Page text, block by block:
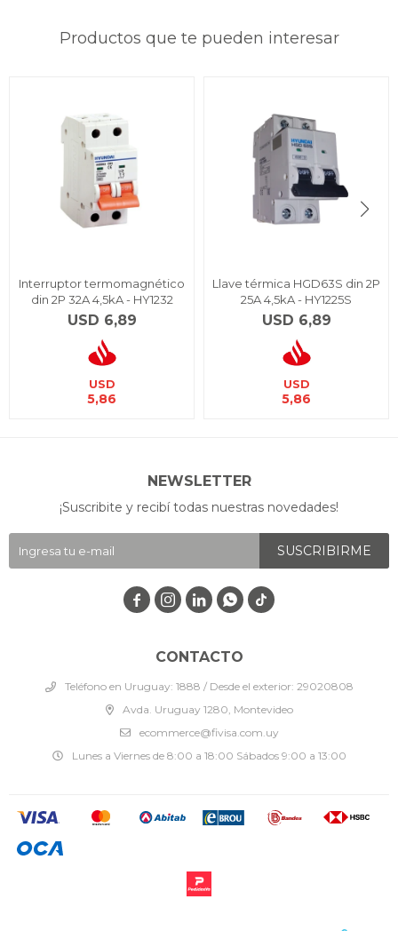
Productos que te pueden interesar
Interruptor termomagnético
din 2P 32A 4,5kA - HY1232
USD 6,89
USD
5,86
Llave térmica HGD63S din 2P
25A 4,5kA - HY1225S
USD 6,89
USD
5,86
CONTACTO
Teléfono en Uruguay: 1888 / Desde el exterior: 29020808
Avda. Uruguay 1280, Montevideo
ecommerce@fivisa.com.uy
Lunes a Viernes de 8:00 a 18:00 Sábados 9:00 a 13:00
NEWSLETTER
¡Suscribite y recibí todas nuestras novedades!
SUSCRIBIRME
   